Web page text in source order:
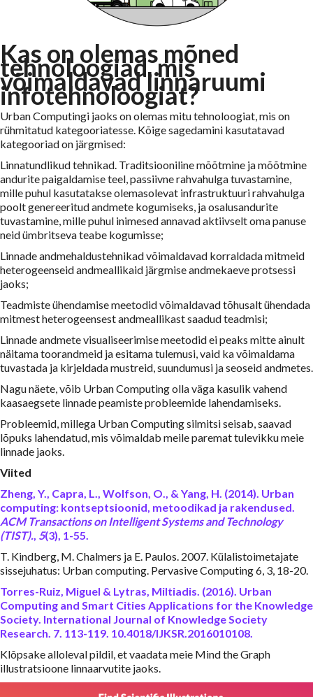
Kas on olemas mõned
tehnoloogiad, mis
võimaldavad linnaruumi
infotehnoloogiat?
Urban Computingi jaoks on olemas mitu tehnoloogiat, mis on
rühmitatud kategooriatesse. Kõige sagedamini kasutatavad
kategooriad on järgmised:
Linnatundlikud tehnikad. Traditsiooniline mõõtmine ja mõõtmine
andurite paigaldamise teel, passiivne rahvahulga tuvastamine,
mille puhul kasutatakse olemasolevat infrastruktuuri rahvahulga
poolt genereeritud andmete kogumiseks, ja osalusandurite
tuvastamine, mille puhul inimesed annavad aktiivselt oma panuse
neid ümbritseva teabe kogumisse;
Linnade andmehaldustehnikad võimaldavad korraldada mitmeid
heterogeenseid andmeallikaid järgmise andmekaeve protsessi
jaoks;
Teadmiste ühendamise meetodid võimaldavad tõhusalt ühendada
mitmest heterogeensest andmeallikast saadud teadmisi;
Linnade andmete visualiseerimise meetodid ei peaks mitte ainult
näitama toorandmeid ja esitama tulemusi, vaid ka võimaldama
tuvastada ja kirjeldada mustreid, suundumusi ja seoseid andmetes.
Nagu näete, võib Urban Computing olla väga kasulik vahend
kaasaegsete linnade peamiste probleemide lahendamiseks.
Probleemid, millega Urban Computing silmitsi seisab, saavad
lõpuks lahendatud, mis võimaldab meile paremat tulevikku meie
linnade jaoks.
Viited
Zheng, Y., Capra, L., Wolfson, O., & Yang, H. (2014). Urban
computing: kontseptsioonid, metoodikad ja rakendused.
ACM Transactions on Intelligent Systems and Technology
(TIST)., 5(3), 1-55.
T. Kindberg, M. Chalmers ja E. Paulos. 2007. Külalistoimetajate
sissejuhatus: Urban computing. Pervasive Computing 6, 3, 18-20.
Torres-Ruiz, Miguel & Lytras, Miltiadis. (2016). Urban
Computing and Smart Cities Applications for the Knowledge
Society. International Journal of Knowledge Society
Research. 7. 113-119. 10.4018/IJKSR.2016010108.
Klõpsake alloleval pildil, et vaadata meie Mind the Graph
illustratsioone linnaarvutite jaoks.